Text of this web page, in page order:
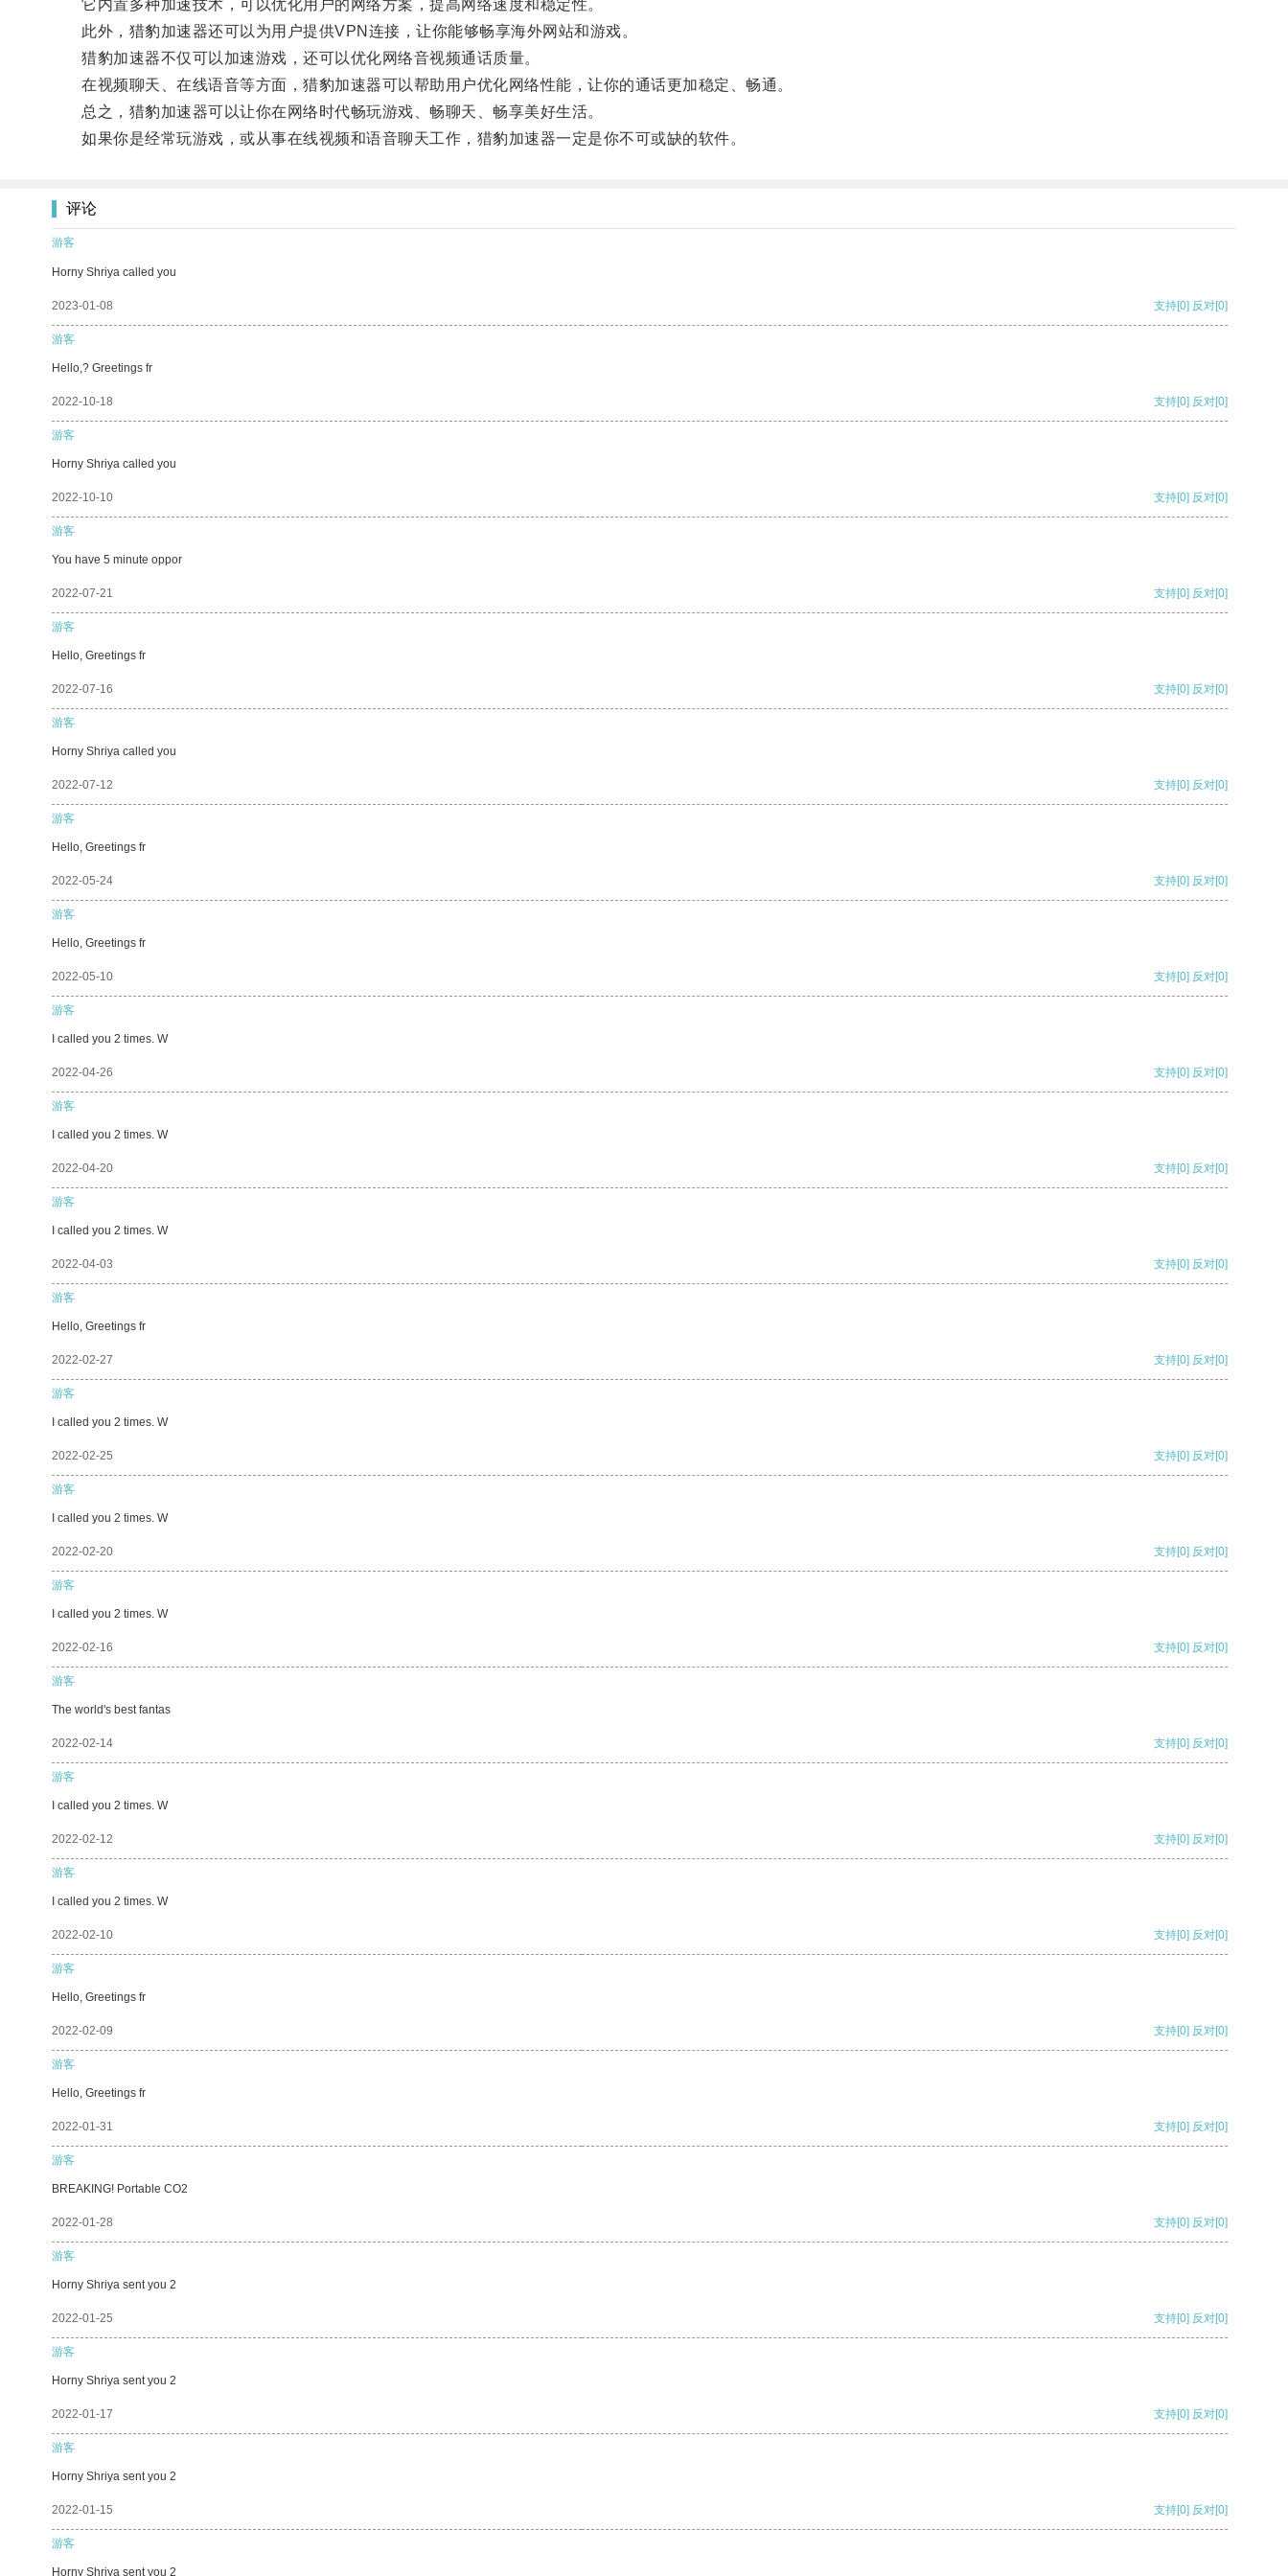
它内置多种加速技术，可以优化用户的网络方案，提高网络速度和稳定性。
此外，猎豹加速器还可以为用户提供VPN连接，让你能够畅享海外网站和游戏。
猎豹加速器不仅可以加速游戏，还可以优化网络音视频通话质量。
在视频聊天、在线语音等方面，猎豹加速器可以帮助用户优化网络性能，让你的通话更加稳定、畅通。
总之，猎豹加速器可以让你在网络时代畅玩游戏、畅聊天、畅享美好生活。
如果你是经常玩游戏，或从事在线视频和语音聊天工作，猎豹加速器一定是你不可或缺的软件。
评论
游客
Horny Shriya called you
2023-01-08 支持[0] 反对[0]
游客
Hello,? Greetings fr
2022-10-18 支持[0] 反对[0]
游客
Horny Shriya called you
2022-10-10 支持[0] 反对[0]
游客
You have 5 minute oppor
2022-07-21 支持[0] 反对[0]
游客
Hello, Greetings fr
2022-07-16 支持[0] 反对[0]
游客
Horny Shriya called you
2022-07-12 支持[0] 反对[0]
游客
Hello, Greetings fr
2022-05-24 支持[0] 反对[0]
游客
Hello, Greetings fr
2022-05-10 支持[0] 反对[0]
游客
I called you 2 times. W
2022-04-26 支持[0] 反对[0]
游客
I called you 2 times. W
2022-04-20 支持[0] 反对[0]
游客
I called you 2 times. W
2022-04-03 支持[0] 反对[0]
游客
Hello, Greetings fr
2022-02-27 支持[0] 反对[0]
游客
I called you 2 times. W
2022-02-25 支持[0] 反对[0]
游客
I called you 2 times. W
2022-02-20 支持[0] 反对[0]
游客
I called you 2 times. W
2022-02-16 支持[0] 反对[0]
游客
The world's best fantas
2022-02-14 支持[0] 反对[0]
游客
I called you 2 times. W
2022-02-12 支持[0] 反对[0]
游客
I called you 2 times. W
2022-02-10 支持[0] 反对[0]
游客
Hello, Greetings fr
2022-02-09 支持[0] 反对[0]
游客
Hello, Greetings fr
2022-01-31 支持[0] 反对[0]
游客
BREAKING! Portable CO2
2022-01-28 支持[0] 反对[0]
游客
Horny Shriya sent you 2
2022-01-25 支持[0] 反对[0]
游客
Horny Shriya sent you 2
2022-01-17 支持[0] 反对[0]
游客
Horny Shriya sent you 2
2022-01-15 支持[0] 反对[0]
游客
Horny Shriya sent you 2